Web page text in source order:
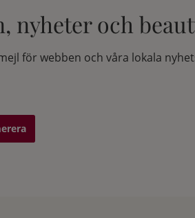
nyheter och
för webben och våra lokala